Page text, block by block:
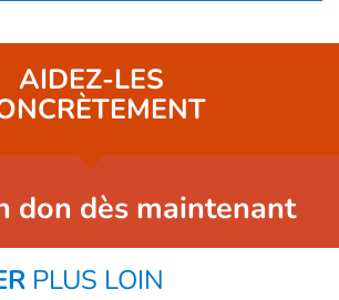
AIDEZ-LES
don dès maintenant
PLUS LOIN